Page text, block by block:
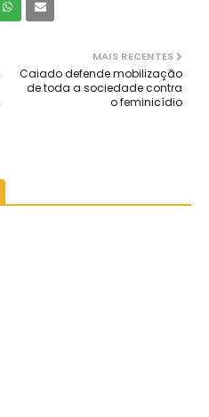
MAIS RECENTES
Caiado defende mobilização
de toda a sociedade contra
o feminicídio